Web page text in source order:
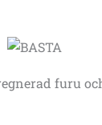
furu